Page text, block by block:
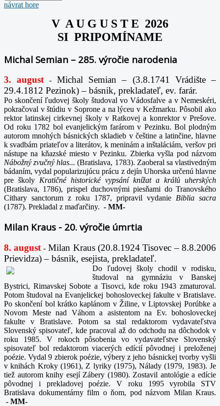
návrat hore
V A U G U S T E 2026
SI PRIPOMÍNAME
Michal Semian – 285. výročie narodenia
3. august-Michal Semian – (3.8.1741 Vrádište –
29.4.1812 Pezinok) – básnik, prekladateľ, ev. farár.
Po skončení ľudovej školy študoval vo Vádosfalve a v Nemeskéri,
pokračoval v štúdiu v Soprone a na lýceu v Kežmarku. Pôsobil ako
rektor latinskej cirkevnej školy v Ratkovej a konrektor v Prešove.
Od roku 1782 bol evanjelickým farárom v Pezinku. Bol plodným
autorom mnohých básnických skladieb v češtine a latinčine, hlavne
k svadbám priateľov a literátov, k meninám a inštaláciám, veršov pri
nástupe na kňazské miesto v Pezinku. Zbierka vyšla pod názvom
Nábožný zvučný hlas...(Bratislava, 1783). Zaoberal sa vlastivedným
bádaním, vydal popularizujúcu prácu z dejín Uhorska určenú hlavne
pre školy Kratičné historické vypsání knížat a králů uherských
(Bratislava, 1786), prispel duchovnými piesňami do Tranovského
Cithary sanctorum z roku 1787, pripravil vydanie Biblia sacra
(1787). Prekladal z maďarčiny. - MM-
Milan Kraus - 20. výročie úmrtia
8. august -Milan Kraus (20.8.1924 Tisovec – 8.8.2006
Prievidza) – básnik, esejista, prekladateľ.
Do ľudovej školy chodil v rodisku,
študoval na gymnáziu v Banskej
Bystrici, Rimavskej Sobote a Tisovci, kde roku 1943 zmaturoval.
Potom študoval na Evanjelickej bohosloveckej fakulte v Bratislave.
Po skončení bol krátko kaplánom v Žiline, v Liptovskej Porúbke a
Novom Meste nad Váhom a asistentom na Ev. bohosloveckej
fakulte v Bratislave. Potom sa stal redaktorom vydavateľstva
Slovenský spisovateľ, kde pracoval až do odchodu na dôchodok v
roku 1985. V rokoch pôsobenia vo vydavateľstve Slovenský
spisovateľ bol redaktorom viacerých edícií pôvodnej i preloženej
poézie. Vydal 9 zbierok poézie, výbery z jeho básnickej tvorby vyšli
v knihách Kroky (1961), Z lyriky (1975), Nálady (1979, 1983). Je
tiež autorom knihy esejí Zábery (1980). Zostavil antológie a edície
pôvodnej i prekladovej poézie. V roku 1995 vyrobila STV
Bratislava dokumentárny film o ňom, pod názvom Milan Kraus.
- MM-